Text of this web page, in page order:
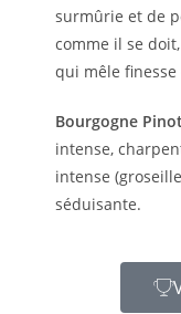
surmûrie et de
comme il se
qui mêle
Bourgogne
intense,
intense
séduisante.